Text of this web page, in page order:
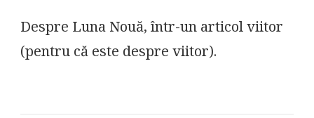
Despre Luna Nouă, într-un articol viitor
(pentru că este despre viitor).